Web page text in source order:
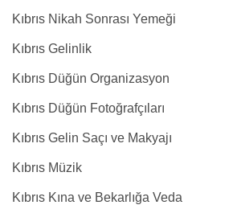
Kıbrıs Nikah Sonrası Yemeği
Kıbrıs Gelinlik
Kıbrıs Düğün Organizasyon
Kıbrıs Düğün Fotoğrafçıları
Kıbrıs Gelin Saçı ve Makyajı
Kıbrıs Müzik
Kıbrıs Kına ve Bekarlığa Veda